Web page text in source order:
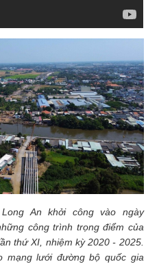
An khởi công vào ngày
công trình trọng điểm của
thứ XI, nhiệm kỳ 2020 - 2025.
mạng lưới đường bộ quốc gia